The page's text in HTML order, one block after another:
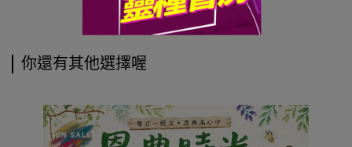
你還有其他選擇喔